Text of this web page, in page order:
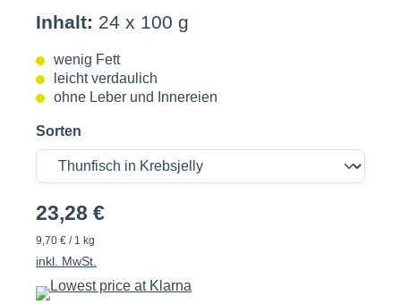
Inhalt: 24 x 100 g
wenig Fett
leicht verdaulich
ohne Leber und Innereien
Sorten
23,28 €
9,70 € / 1 kg
inkl. MwSt.